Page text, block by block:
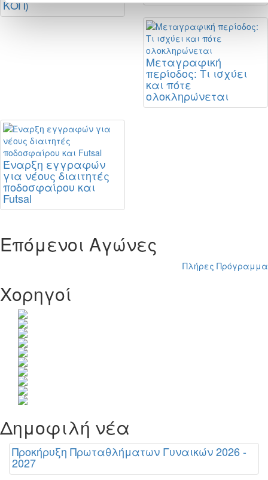
ΚΟΠ)
Μεταγραφική
περίοδος: Τι ισχύει
και πότε
ολοκληρώνεται
Έναρξη εγγραφών
για νέους διαιτητές
ποδοσφαίρου και
Futsal
Επόμενοι Αγώνες
Πλήρες Πρόγραμμα
Χορηγοί
Δημοφιλή νέα
Προκήρυξη Πρωταθλήματων Γυναικών 2026 -
2027